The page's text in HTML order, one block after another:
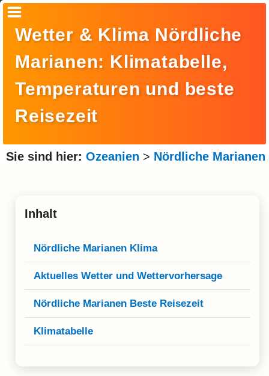
Amerika
Asien
Afrika
Reisemonat
Wetter & Klima Nördliche
Marianen: Klimatabelle,
Temperaturen und beste
Reisezeit
Sie sind hier: Ozeanien > Nördliche Marianen
Inhalt
Nördliche Marianen Klima
Aktuelles Wetter und Wettervorhersage
Nördliche Marianen Beste Reisezeit
Klimatabelle